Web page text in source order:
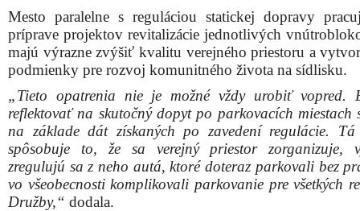
Mesto paralelne s reguláciou statickej dopravy
príprave projektov revitalizácie jednotlivých
majú výrazne zvýšiť kvalitu verejného priestoru a
podmienky pre rozvoj komunitného života na sídlisku.
„Tieto opatrenia nie je možné vždy urobiť vopred.
reflektovať na skutočný dopyt po parkovacích miestach
na základe dát získaných po zavedení regulácie.
spôsobuje to, že sa verejný priestor zorganizuje,
zregulujú sa z neho autá, ktoré doteraz parkovali bez
vo všeobecnosti komplikovali parkovanie pre všetkých
Družby,“ dodala.